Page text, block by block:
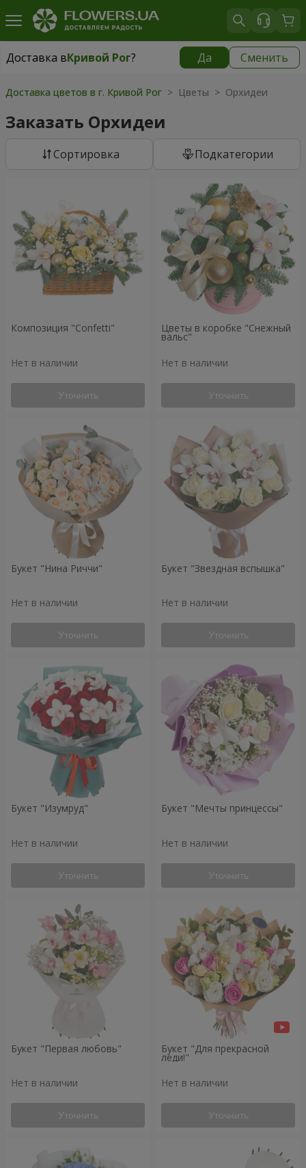
Доставка вКривой Рог? Да Сменить
Доставка вКривой Рог|
Доставка цветов в г. Кривой Рог > Цветы > Орхидеи
Заказать Орхидеи
Cортировка Подкатегории
Композиция "Confetti"
Нет в наличии
Уточнить
Цветы в коробке "Снежный
вальс"
Нет в наличии
Уточнить
Букет "Нина Риччи"
Нет в наличии
Уточнить
Букет "Звездная вспышка"
Нет в наличии
Уточнить
Букет "Изумруд"
Нет в наличии
Уточнить
Букет "Мечты принцессы"
Нет в наличии
Уточнить
Букет "Первая любовь"
Нет в наличии
Уточнить
Букет "Для прекрасной
леди!"
Нет в наличии
Уточнить